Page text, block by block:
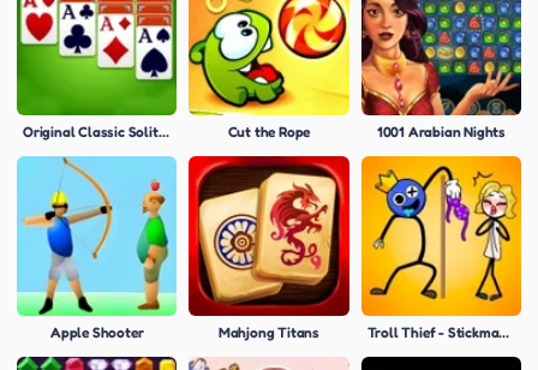
Original Classic Solitaire Cut the Rope 1001 Arabian Nights
Apple Shooter Mahjong Titans Troll Thief - Stickman Puzzle